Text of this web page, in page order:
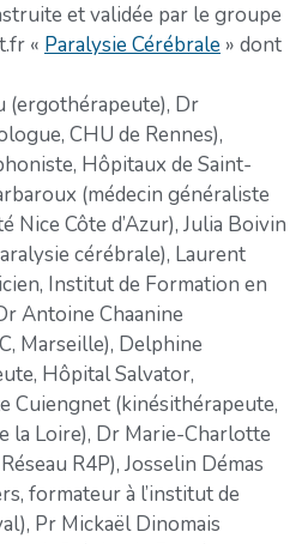
et validée par le groupe
« Paralysie Cérébrale » dont
(ergothérapeute), Dr
CHU de Rennes),
Hôpitaux de Saint-
(médecin généraliste
Nice Côte d’Azur), Julia Boivin
cérébrale), Laurent
Institut de Formation en
Antoine Chaanine
Marseille), Delphine
Hôpital Salvator,
Cuiengnet (kinésithérapeute,
la Loire), Dr Marie-Charlotte
R4P), Josselin Démas
formateur à l’institut de
Pr Mickaël Dinomais